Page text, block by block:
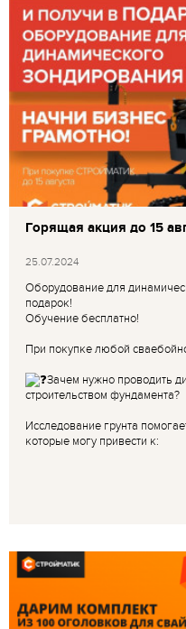
Горящая акция до 15
25.07.2024
Оборудование для
подарок!
Обучение бесплатно!
При покупке любой
Зачем нужно проводить
строительством фундамента?
Исследование грунта
которые могу привести к: